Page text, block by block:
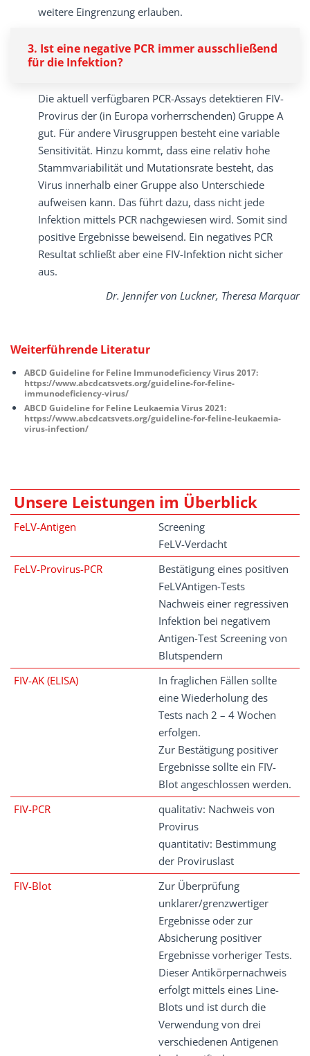
weitere Eingrenzung erlauben.
3. Ist eine negative PCR immer ausschließend
für die Infektion?
Die aktuell verfügbaren PCR-Assays detek­tieren FIV-
Provirus der (in Europa vorherrschenden) Gruppe A
gut. Für andere Virusgruppen besteht eine variable
Sensitivität. Hinzu kommt, dass eine relativ hohe
Stammvariabilität und Mutationsrate besteht, das
Virus innerhalb einer Gruppe also Unterschiede
aufweisen kann. Das führt dazu, dass nicht jede
Infektion mittels PCR nachgewiesen wird. Somit sind
positive Ergebnisse beweisend. Ein negatives PCR
Resultat schließt aber eine FIV-Infektion nicht sicher
aus.
Dr. Jennifer von Luckner, Theresa Marquar
Weiterführende Literatur
ABCD Guideline for Feline Immunodeficiency Virus 2017:
https://www.abcdcatsvets.org/guideline-for-feline-
immunodeficiency-virus/
ABCD Guideline for Feline Leukaemia Virus 2021:
https://www.abcdcatsvets.org/guideline-for-feline-leukaemia-
virus-infection/
Unsere Leistungen im Überblick
FeLV-Antigen
Screening
FeLV-Verdacht
FeLV-Provirus-PCR
Bestätigung eines positiven
FeLVAntigen-Tests
Nachweis einer regressiven
Infektion bei negativem
Antigen-Test Screening von
Blutspendern
FIV-AK (ELISA)
In fraglichen Fällen sollte
eine Wiederholung des
Tests nach 2 – 4 Wochen
erfolgen.
Zur Bestätigung positiver
Ergebnisse sollte ein FIV-
Blot angeschlossen werden.
FIV-PCR
qualitativ: Nachweis von
Provirus
quantitativ: Bestimmung
der Proviruslast
FIV-Blot
Zur Überprüfung
unklarer/grenzwertiger
Ergebnisse oder zur
Absicherung positiver
Ergebnisse vorheriger Tests.
Dieser Antikörpernachweis
erfolgt mittels eines Line-
Blots und ist durch die
Verwendung von drei
verschiedenen Antigenen